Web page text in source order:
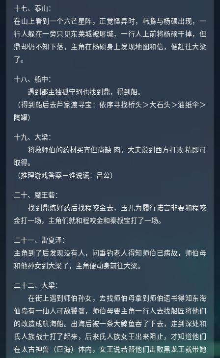
十七、泰山：
在山上看到一个六芒星阵，正觉怪异时，韩腾与杨硕出现，一
行人躲在一旁只见东莱城被屠城，一行人上前将杨硕干掉，但
鼎却仍不知下落，主角在杨硕身上发现地图和信，便赶往大梁
了。
十八、船中：
遇到郡主独孤宁珂也找到鼎，得到船。
（得到船后去芦家渡寻宝：依序寻找桥头＞大石头＞油纸伞＞
陶罐）
十九、大梁：
将救师伯的药材买齐但尚缺 肉。大夫说到西方打败 精即可
取得。
（推理游戏答案－谁说谎：吕公）
二十、魔王砦：
找到鼎炼好药后找程咬金去，玉儿为履行诺言非要和程咬
金打一场，主角们就和程咬金和秦叔宝打了一场。
二十一、雷夏泽：
主角到了后发现没有人，问垂钓老人得知师伯已病故，师伯母
和他孙女到大梁了，主角便动身前往大梁。
二十二、大梁：
在街上遇到师伯孙女，去找师伯母拿到师伯遗书得知东海
仙岛有一仙人可敌饕餮，师伯母要主角一行人去找船匠将他们
的改造成航海船。出海后被一条大鲸鱼吞了下去，走到深处和
氏人族战士打了起来，后来氏人族女王出来阻止，才知道他们
在太古神兽（巨海）体内，女王说若替他们击败黑龙王就带她